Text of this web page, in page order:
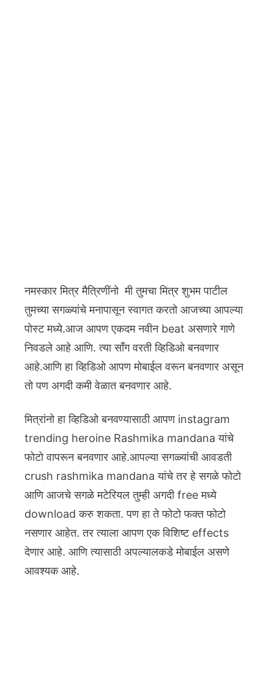
नमस्कार मित्र मैत्रिणींनो मी तुमचा मित्र शुभम पाटील
तुमच्या सगळ्यांचे मनापासून स्वागत करतो आजच्या आपल्या
पोस्ट मध्ये.आज आपण एकदम नवीन beat असणारे गाणे
निवडले आहे आणि. त्या साँग वरती व्हिडिओ बनवणार
आहे.आणि हा व्हिडिओ आपण मोबाईल वरून बनवणार असून
तो पण अगदी कमी वेळात बनवणार आहे.
मित्रांनो हा व्हिडिओ बनवण्यासाठी आपण instagram
trending heroine Rashmika mandana यांचे
फोटो वापरून बनवणार आहे.आपल्या सगळ्यांची आवडती
crush rashmika mandana यांचे तर हे सगळे फोटो
आणि आजचे सगळे मटेरियल तुम्ही अगदी free मध्ये
download करु शकता. पण हा ते फोटो फक्त फोटो
नसणार आहेत. तर त्याला आपण एक विशिष्ट effects
देणार आहे. आणि त्यासाठी अपल्यालकडे मोबाईल असणे
आवश्यक आहे.